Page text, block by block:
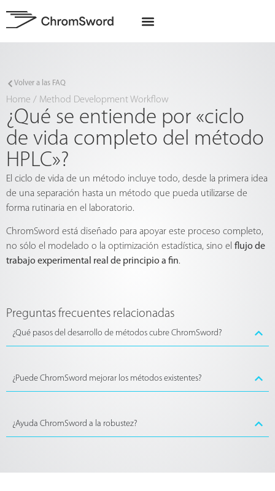
Volver a las FAQ
Home / Method Development Workflow
¿Qué se entiende por «ciclo
de vida completo del método
HPLC»?
El ciclo de vida de un método incluye todo, desde la primera idea
de una separación hasta un método que pueda utilizarse de
forma rutinaria en el laboratorio.
ChromSword está diseñado para apoyar este proceso completo,
no sólo el modelado o la optimización estadística, sino el flujo de
trabajo experimental real de principio a fin.
Preguntas frecuentes relacionadas
¿Qué pasos del desarrollo de métodos cubre ChromSword?
¿Puede ChromSword mejorar los métodos existentes?
¿Ayuda ChromSword a la robustez?